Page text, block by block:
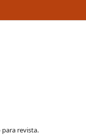
para revista.